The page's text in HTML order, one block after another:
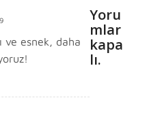
ve esnek, daha
Yoru
mlar
kapa
lı.